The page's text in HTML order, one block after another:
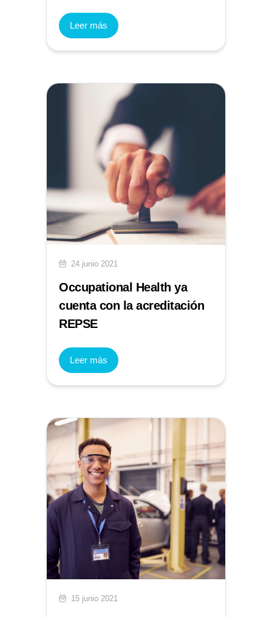
Leer más
24 junio 2021
Occupational Health ya
cuenta con la acreditación
REPSE
Leer más
15 junio 2021